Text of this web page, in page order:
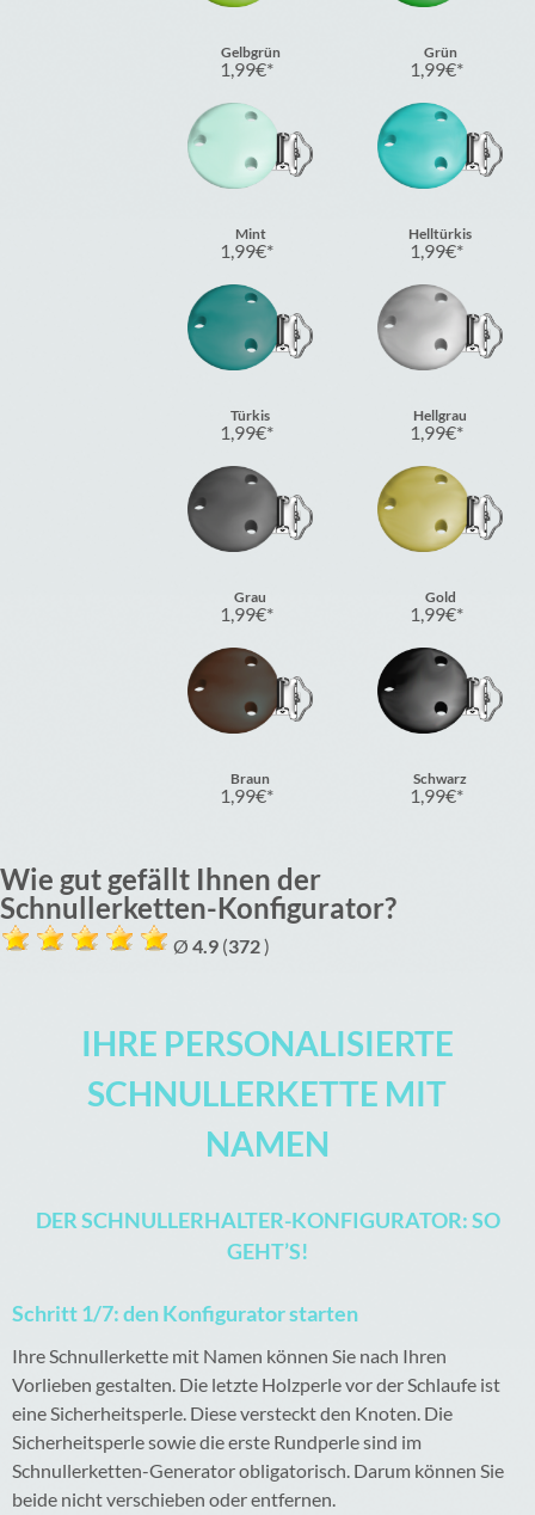
Gelbgrün
1,99€
Grün
1,99€
Mint
1,99€
Helltürkis
1,99€
Türkis
1,99€
Hellgrau
1,99€
Grau
1,99€
Gold
1,99€
Braun
1,99€
Schwarz
1,99€
Wie gut gefällt Ihnen der
Schnullerketten-Konfigurator?
Ø 4.9 (372)
IHRE PERSONALISIERTE
SCHNULLERKETTE MIT
NAMEN
DER SCHNULLERHALTER-KONFIGURATOR: SO
GEHT’S!
Schritt 1/7: den Konfigurator starten
Ihre Schnullerkette mit Namen können Sie nach Ihren
Vorlieben gestalten. Die letzte Holzperle vor der Schlaufe ist
eine Sicherheitsperle. Diese versteckt den Knoten. Die
Sicherheitsperle sowie die erste Rundperle sind im
Schnullerketten-Generator obligatorisch. Darum können Sie
beide nicht verschieben oder entfernen.